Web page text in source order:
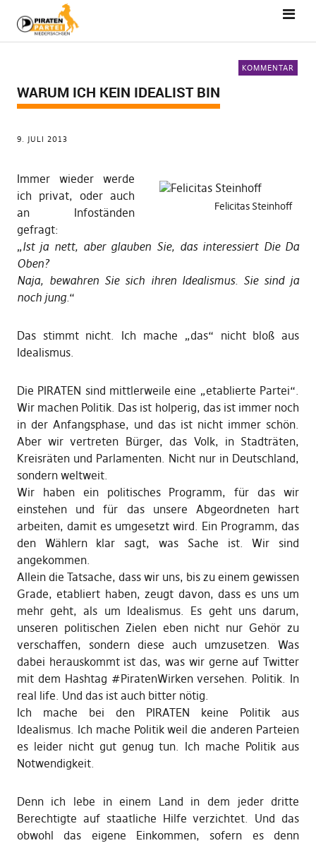
KOMMENTAR
WARUM ICH KEIN IDEALIST BIN
9. JULI 2013
Felicitas Steinhoff
Immer wieder werde
ich privat, oder auch
an Infoständen
gefragt:
„Ist ja nett, aber glauben Sie, das interessiert Die Da
Oben?
Naja, bewahren Sie sich ihren Idealismus. Sie sind ja
noch jung.“
Das stimmt nicht. Ich mache „das“ nicht bloß aus
Idealismus.
Die PIRATEN sind mittlerweile eine „etablierte Partei“.
Wir machen Politik. Das ist holperig, das ist immer noch
in der Anfangsphase, und das ist nicht immer schön.
Aber wir vertreten Bürger, das Volk, in Stadträten,
Kreisräten und Parlamenten. Nicht nur in Deutschland,
sondern weltweit.
Wir haben ein politisches Programm, für das wir
einstehen und für das unsere Abgeordneten hart
arbeiten, damit es umgesetzt wird. Ein Programm, das
den Wählern klar sagt, was Sache ist. Wir sind
angekommen.
Allein die Tatsache, dass wir uns, bis zu einem gewissen
Grade, etabliert haben, zeugt davon, dass es uns um
mehr geht, als um Idealismus. Es geht uns darum,
unseren politischen Zielen eben nicht nur Gehör zu
verschaffen, sondern diese auch umzusetzen. Was
dabei herauskommt ist das, was wir gerne auf Twitter
mit dem Hashtag #PiratenWirken versehen. Politik. In
real life. Und das ist auch bitter nötig.
Ich mache bei den PIRATEN keine Politik aus
Idealismus. Ich mache Politik weil die anderen Parteien
es leider nicht gut genug tun. Ich mache Politik aus
Notwendigkeit.
Denn ich lebe in einem Land in dem jeder dritte
Berechtigte auf staatliche Hilfe verzichtet. Und das
obwohl das eigene Einkommen, sofern es denn